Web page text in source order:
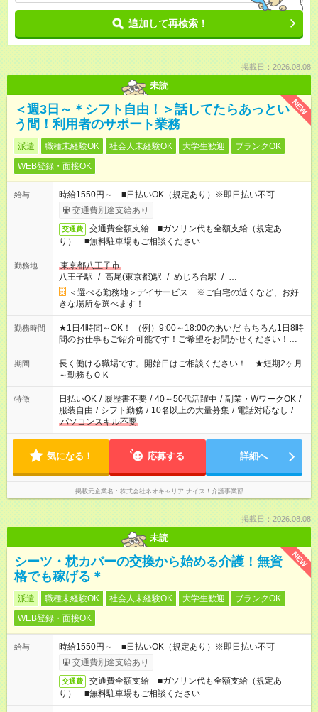
追加して再検索！
掲載日：2026.08.08
未読
NEW
＜週3日～＊シフト自由！＞話してたらあっとい
う間！利用者のサポート業務
派遣 職種未経験OK 社会人未経験OK 大学生歓迎
ブランクOK
WEB登録・面接OK
給与
時給1550円～ ■日払いOK（規定あり）※即日払い不可
交通費別途支給あり
交通費
交通費全額支給 ■ガソリン代も全額支給（規定あ
り） ■無料駐車場もご相談ください
勤務地
東京都八王子市
八王子駅 / 高尾(東京都)駅 / めじろ台駅 / …
＜選べる勤務地＞デイサービス ※ご自宅の近くなど、お好
きな場所を選べます！
勤務時間
★1日4時間～OK！ （例）9:00～18:00のあいだ もちろん1日8時
間のお仕事もご紹介可能です！ご希望をお聞かせください！★家
庭の都合でお休みが必要な場合も遠慮なくご相談ください。 ※
週最低15時間以上の勤務が必要です
期間
長く働ける職場です。開始日はご相談ください！ ★短期2ヶ月
～勤務もＯＫ
特徴 日払いOK / 履歴書不要 / 40～50代活躍中 / 副業・WワークOK /
服装自由 / シフト勤務 / 10名以上の大量募集 / 電話対応なし /
パソコンスキル不要
気になる！ 応募する 詳細へ
掲載元企業名 株式会社ネオキャリア ナイス！介護事業部
掲載日：2026.08.08
未読
NEW
シーツ・枕カバーの交換から始める介護！無資
格でも稼げる＊
派遣 職種未経験OK 社会人未経験OK 大学生歓迎
ブランクOK
WEB登録・面接OK
給与
時給1550円～ ■日払いOK（規定あり）※即日払い不可
交通費別途支給あり
交通費
交通費全額支給 ■ガソリン代も全額支給（規定あ
り） ■無料駐車場もご相談ください